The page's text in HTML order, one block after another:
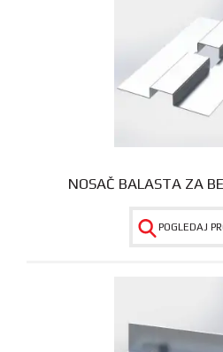
NOSAČ BALASTA ZA
POGLEDAJ